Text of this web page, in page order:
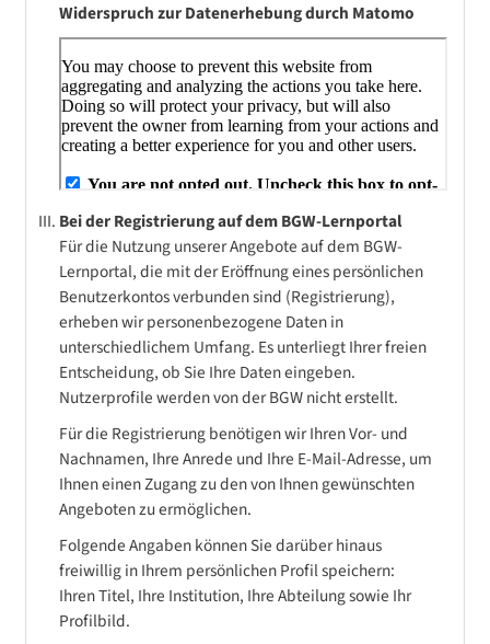
Widerspruch zur Datenerhebung durch Matomo
Bei der Registrierung auf dem BGW-Lernportal
Für die Nutzung unserer Angebote auf dem BGW-
Lernportal, die mit der Eröffnung eines persönlichen
Benutzerkontos verbunden sind (Registrierung),
erheben wir personenbezogene Daten in
unterschiedlichem Umfang. Es unterliegt Ihrer freien
Entscheidung, ob Sie Ihre Daten eingeben.
Nutzerprofile werden von der BGW nicht erstellt.
Für die Registrierung benötigen wir Ihren Vor- und
Nachnamen, Ihre Anrede und Ihre E-Mail-Adresse, um
Ihnen einen Zugang zu den von Ihnen gewünschten
Angeboten zu ermöglichen.
Folgende Angaben können Sie darüber hinaus
freiwillig in Ihrem persönlichen Profil speichern:
Ihren Titel, Ihre Institution, Ihre Abteilung sowie Ihr
Profilbild.